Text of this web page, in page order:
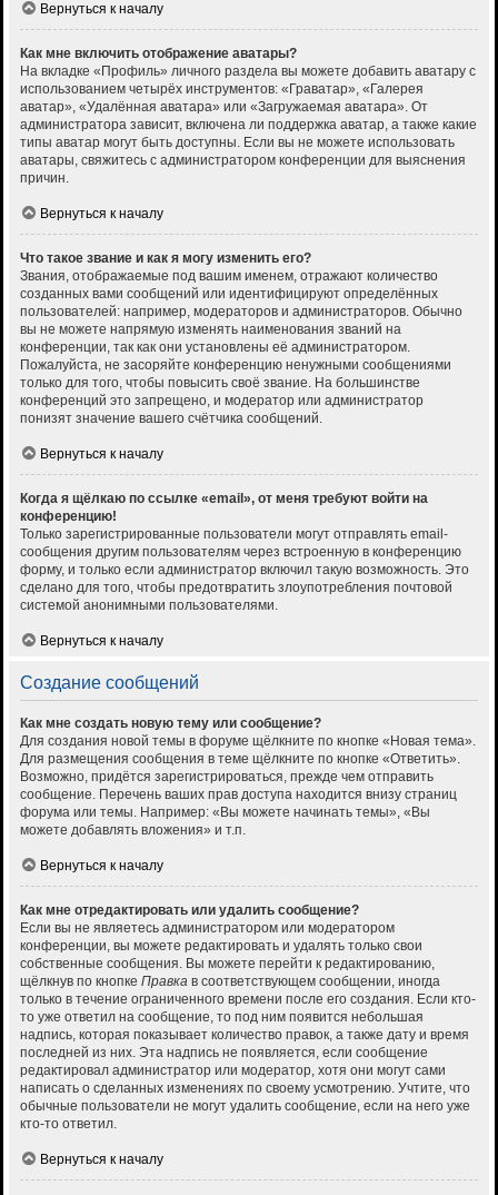
Вернуться к началу
Как мне включить отображение аватары?
На вкладке «Профиль» личного раздела вы можете добавить аватару с
использованием четырёх инструментов: «Граватар», «Галерея
аватар», «Удалённая аватара» или «Загружаемая аватара». От
администратора зависит, включена ли поддержка аватар, а также какие
типы аватар могут быть доступны. Если вы не можете использовать
аватары, свяжитесь с администратором конференции для выяснения
причин.
Вернуться к началу
Что такое звание и как я могу изменить его?
Звания, отображаемые под вашим именем, отражают количество
созданных вами сообщений или идентифицируют определённых
пользователей: например, модераторов и администраторов. Обычно
вы не можете напрямую изменять наименования званий на
конференции, так как они установлены её администратором.
Пожалуйста, не засоряйте конференцию ненужными сообщениями
только для того, чтобы повысить своё звание. На большинстве
конференций это запрещено, и модератор или администратор
понизят значение вашего счётчика сообщений.
Вернуться к началу
Когда я щёлкаю по ссылке «email», от меня требуют войти на
конференцию!
Только зарегистрированные пользователи могут отправлять email-
сообщения другим пользователям через встроенную в конференцию
форму, и только если администратор включил такую возможность. Это
сделано для того, чтобы предотвратить злоупотребления почтовой
системой анонимными пользователями.
Вернуться к началу
Создание сообщений
Как мне создать новую тему или сообщение?
Для создания новой темы в форуме щёлкните по кнопке «Новая тема».
Для размещения сообщения в теме щёлкните по кнопке «Ответить».
Возможно, придётся зарегистрироваться, прежде чем отправить
сообщение. Перечень ваших прав доступа находится внизу страниц
форума или темы. Например: «Вы можете начинать темы», «Вы
можете добавлять вложения» и т.п.
Вернуться к началу
Как мне отредактировать или удалить сообщение?
Если вы не являетесь администратором или модератором
конференции, вы можете редактировать и удалять только свои
собственные сообщения. Вы можете перейти к редактированию,
щёлкнув по кнопке Правка в соответствующем сообщении, иногда
только в течение ограниченного времени после его создания. Если кто-
то уже ответил на сообщение, то под ним появится небольшая
надпись, которая показывает количество правок, а также дату и время
последней из них. Эта надпись не появляется, если сообщение
редактировал администратор или модератор, хотя они могут сами
написать о сделанных изменениях по своему усмотрению. Учтите, что
обычные пользователи не могут удалить сообщение, если на него уже
кто-то ответил.
Вернуться к началу